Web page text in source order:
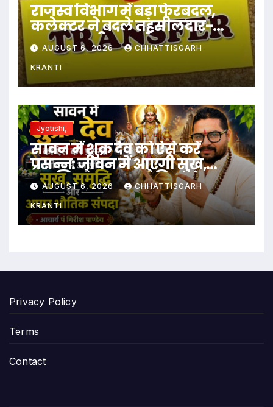
राजस्व विभाग में बड़ा फेरबदल,
कलेक्टर ने बदले तहसीलदार-
नायब तहसीलदार के प्रभार
AUGUST 6, 2026 CHHATTISGARH
KRANTI
Jyotishi,
सावन में शुक्र देव को ऐसे करें
प्रसन्न: जीवन में आएगी सुख,
समृद्धि और अपार भौतिक संपदा
AUGUST 6, 2026 CHHATTISGARH
KRANTI
Privacy Policy
Terms
Contact